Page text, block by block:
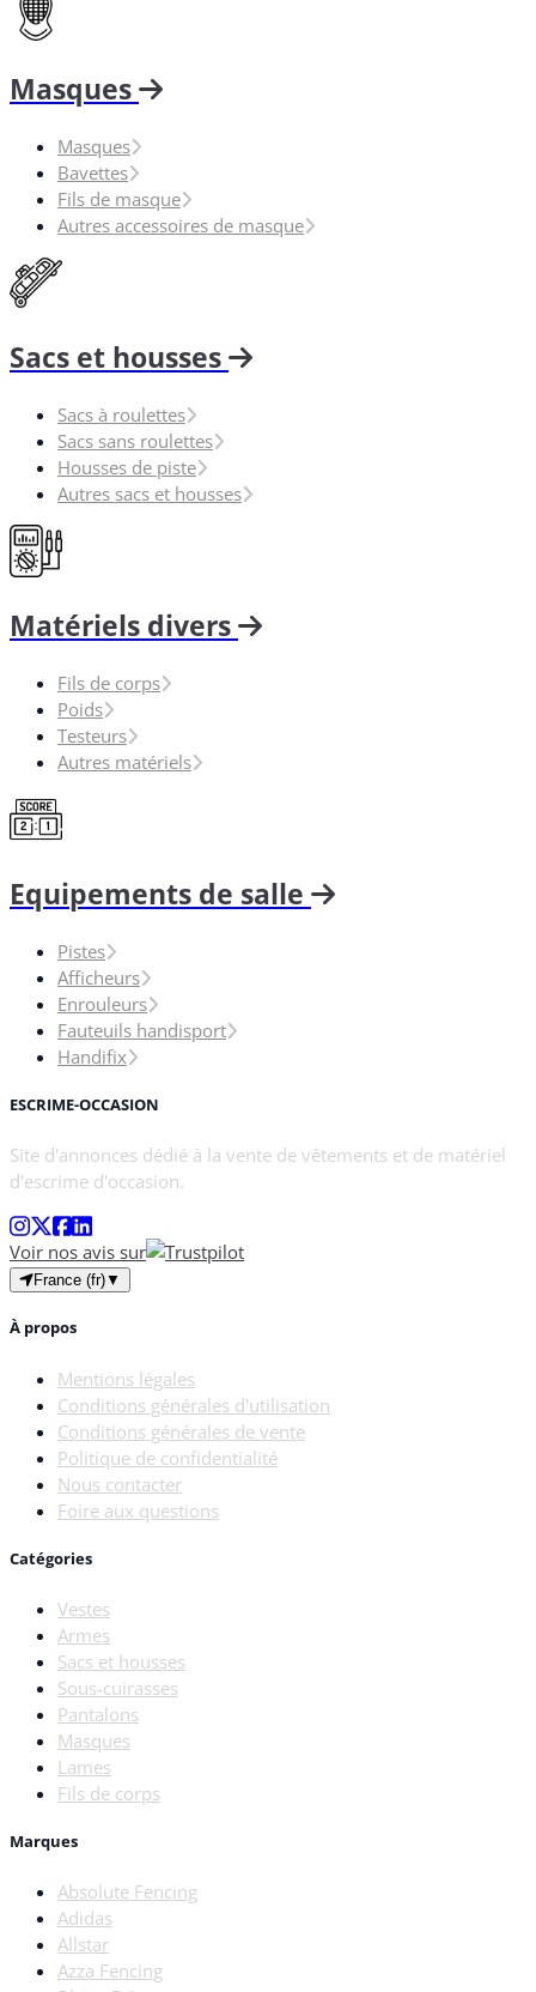
Masques
Masques
Bavettes
Fils de masque
Autres accessoires de masque
Sacs et housses
Sacs à roulettes
Sacs sans roulettes
Housses de piste
Autres sacs et housses
Matériels divers
Fils de corps
Poids
Testeurs
Autres matériels
Equipements de salle
Pistes
Afficheurs
Enrouleurs
Fauteuils handisport
Handifix
ESCRIME-OCCASION
Site d'annonces dédié à la vente de vêtements et de matériel
d'escrime d'occasion.
Voir nos avis sur
France (fr)▼
À propos
Mentions légales
Conditions générales d'utilisation
Conditions générales de vente
Politique de confidentialité
Nous contacter
Foire aux questions
Catégories
Vestes
Armes
Sacs et housses
Sous-cuirasses
Pantalons
Masques
Lames
Fils de corps
Marques
Absolute Fencing
Adidas
Allstar
Azza Fencing